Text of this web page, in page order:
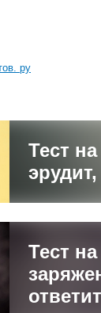
ру
Тест
Тест